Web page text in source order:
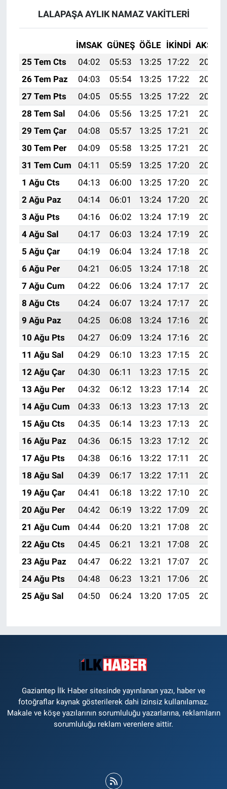
LALAPAŞA AYLIK NAMAZ VAKITLERI
İMSAK GÜNEŞ ÖĞLE İKINDI AKŞAM
25 Tem Cts
04:02 05:53 13:25 17:22
20:46
26 Tem Paz
04:03 05:54 13:25 17:22
20:46
27 Tem Pts
04:05 05:55 13:25 17:22
20:45
28 Tem Sal
04:06 05:56 13:25 17:21
20:44
29 Tem Çar
04:08 05:57 13:25 17:21
20:43
30 Tem Per
04:09 05:58 13:25 17:21
20:42
31 Tem Cum
04:11 05:59 13:25 17:20
20:40
1 Ağu Cts
04:13 06:00 13:25 17:20
20:39
2 Ağu Paz
04:14 06:01 13:24 17:20
20:38
3 Ağu Pts
04:16 06:02 13:24 17:19
20:37
4 Ağu Sal
04:17 06:03 13:24 17:19
20:36
5 Ağu Çar
04:19 06:04 13:24 17:18
20:35
6 Ağu Per
04:21 06:05 13:24 17:18
20:33
7 Ağu Cum
04:22 06:06 13:24 17:17
20:32
8 Ağu Cts
04:24 06:07 13:24 17:17
20:31
9 Ağu Paz
04:25 06:08 13:24 17:16
20:30
10 Ağu Pts
04:27 06:09 13:24 17:16
20:28
11 Ağu Sal
04:29 06:10 13:23 17:15
20:27
12 Ağu Çar
04:30 06:11 13:23 17:15
20:26
13 Ağu Per
04:32 06:12 13:23 17:14
20:24
14 Ağu Cum
04:33 06:13 13:23 17:13
20:23
15 Ağu Cts
04:35 06:14 13:23 17:13
20:21
16 Ağu Paz
04:36 06:15 13:23 17:12
20:20
17 Ağu Pts
04:38 06:16 13:22 17:11
20:19
18 Ağu Sal
04:39 06:17 13:22 17:11
20:17
19 Ağu Çar
04:41 06:18 13:22 17:10
20:16
20 Ağu Per
04:42 06:19 13:22 17:09
20:14
21 Ağu Cum
04:44 06:20 13:21 17:08
20:13
22 Ağu Cts
04:45 06:21 13:21 17:08
20:11
23 Ağu Paz
04:47 06:22 13:21 17:07
20:10
24 Ağu Pts
04:48 06:23 13:21 17:06
20:08
25 Ağu Sal
04:50 06:24 13:20 17:05 20:06
Gaziantep İlk Haber sitesinde yayınlanan yazı, haber ve
fotoğraflar kaynak gösterilerek dahi izinsiz kullanılamaz.
Makale ve köşe yazılarının sorumluluğu yazarlarına, reklamların
sorumluluğu reklam verenlere aittir.